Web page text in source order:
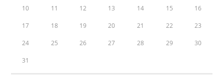
10 11 12 13 14 15 16
17 18 19 20 21 22 23
24 25 26 27 28 29 30
31